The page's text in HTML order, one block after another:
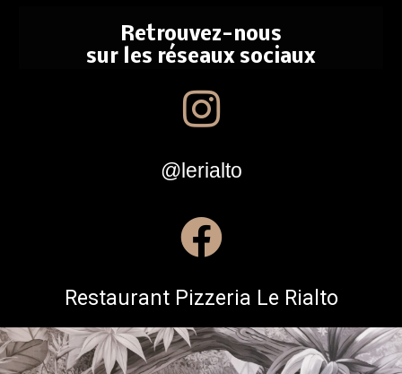
Retrouvez-nous
sur les réseaux sociaux
@lerialto
Restaurant Pizzeria Le Rialto